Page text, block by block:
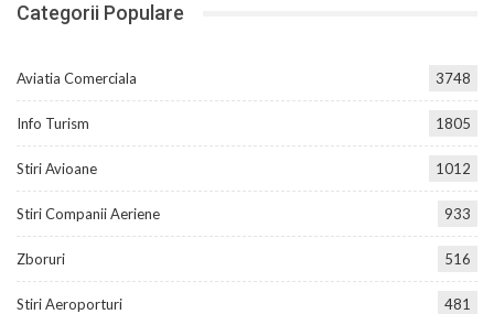
Categorii Populare
Aviatia Comerciala 3748
Info Turism 1805
Stiri Avioane 1012
Stiri Companii Aeriene 933
Zboruri 516
Stiri Aeroporturi 481